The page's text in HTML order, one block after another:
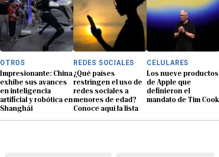
OTROS
Impresionante: China
exhibe sus avances
en inteligencia
artificial y robótica en
Shanghái
REDES SOCIALES
¿Qué países
restringen el uso de
redes sociales a
menores de edad?
Conoce aquí la lista
CELULARES
Los nueve productos
de Apple que
definieron el
mandato de Tim Cook